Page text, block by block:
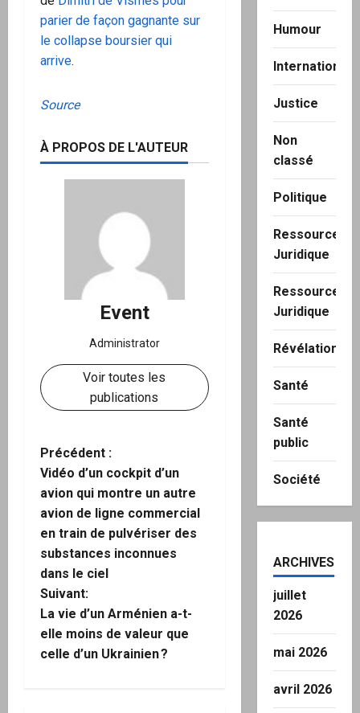
parier de façon gagnante sur
le collapse boursier qui
arrive.
Source
À PROPOS DE L'AUTEUR
Event
Administrator
Voir toutes les
publications
N
a
v
i
g
a
t
Précédent :
Vidéo d’un cockpit d’un
avion qui montre un autre
avion de ligne commercial
en train de pulvériser des
substances inconnues
dans le ciel
Suivant:
La vie d’un Arménien a-t-
elle moins de valeur que
celle d’un Ukrainien ?
Humour
International
Justice
Non
classé
Politique
Ressource
Juridique
Ressource
Juridique
Révélation
Santé
Santé
public
Société
ARCHIVES
juillet
2026
mai 2026
avril 2026